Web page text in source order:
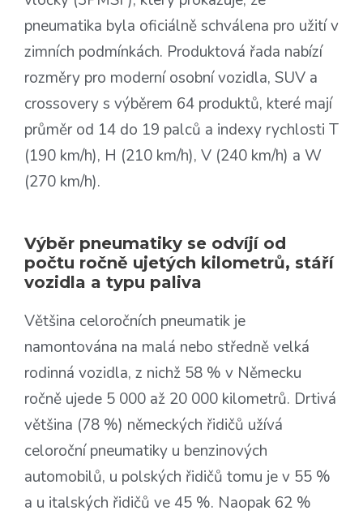
pneumatika byla oficiálně schválena pro užití v
zimních podmínkách. Produktová řada nabízí
rozměry pro moderní osobní vozidla, SUV a
crossovery s výběrem 64 produktů, které mají
průměr od 14 do 19 palců a indexy rychlosti T
(190 km/h), H (210 km/h), V (240 km/h) a W
(270 km/h).
Výběr pneumatiky se odvíjí od
počtu ročně ujetých kilometrů, stáří
vozidla a typu paliva
Většina celoročních pneumatik je
namontována na malá nebo středně velká
rodinná vozidla, z nichž 58 % v Německu
ročně ujede 5 000 až 20 000 kilometrů. Drtivá
většina (78 %) německých řidičů užívá
celoroční pneumatiky u benzinových
automobilů, u polských řidičů tomu je v 55 %
a u italských řidičů ve 45 %. Naopak 62 %